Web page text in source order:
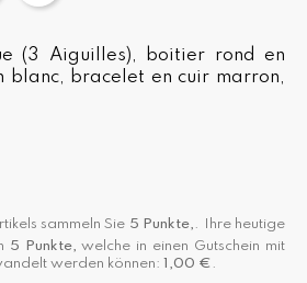
(3 Aiguilles), boitier rond en
blanc, bracelet en cuir marron,
sammeln Sie 5 Punkte, . Ihre heutige
5 Punkte, welche in einen Gutschein mit
werden können: 1,00 € .